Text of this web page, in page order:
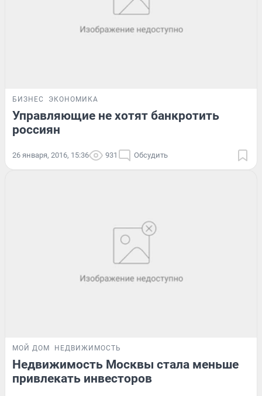
БИЗНЕС ЭКОНОМИКА
Управляющие не хотят банкротить
россиян
26 января, 2016, 15:36 931 Обсудить
МОЙ ДОМ НЕДВИЖИМОСТЬ
Недвижимость Москвы стала меньше
привлекать инвесторов